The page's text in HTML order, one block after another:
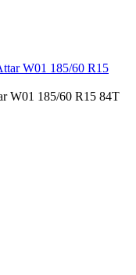
185/60 R15 84T